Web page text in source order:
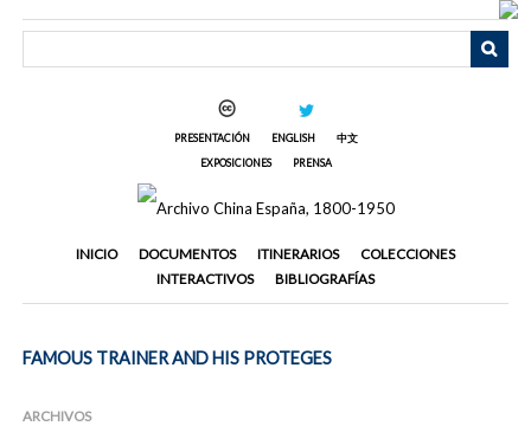
PRESENTACIÓN ENGLISH
中文
EXPOSICIONES
PRENSA
INICIO DOCUMENTOS ITINERARIOS
COLECCIONES
INTERACTIVOS
BIBLIOGRAFÍAS
FAMOUS TRAINER AND HIS PROTEGES
ARCHIVOS